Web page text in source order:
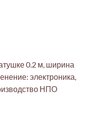
0.2 м, ширина
электроника,
НПО